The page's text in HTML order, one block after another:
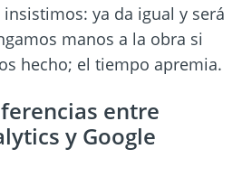
ya da igual y será
manos a la obra si
hecho; el tiempo apremia.
entre
y Google